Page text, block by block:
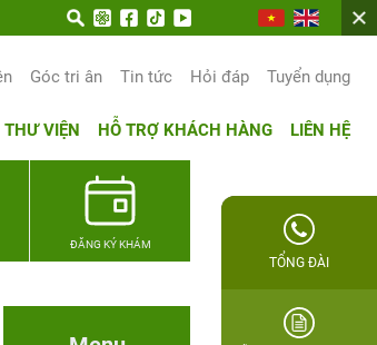
Góc tri ân Tin tức Hỏi đáp Tuyển dụng
THƯ VIỆN HỖ TRỢ KHÁCH HÀNG LIÊN HỆ
ĐĂNG KÝ KHÁM
TỔNG ĐÀI